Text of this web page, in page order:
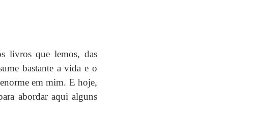
livros que lemos, das
bastante a vida e o
em mim. E hoje,
abordar aqui alguns